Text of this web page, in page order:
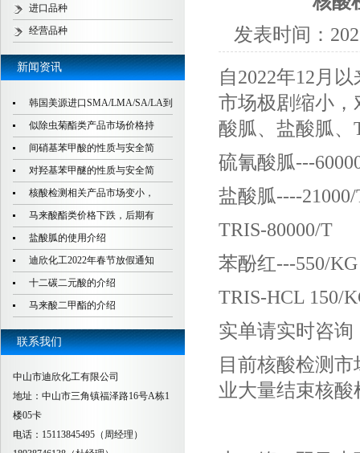
进口品种
经营品种
新闻资讯
韩国美源进口SMA/LMA/SA/LA到
似除虫菊酯类产品市场价格持
间硝基苯甲酸的性质与安全简
对羟基苯甲醚的性质与安全简
核酸检测相关产品市场变小，
马来酸酯类价格下跌，后期有
盐酸胍的使用介绍
迪欣化工2022年春节放假通知
十二碳二元酸的介绍
马来酸二甲酯的介绍
联系我们
中山市迪欣化工有限公司
地址：中山市三角镇福泽路16号A栋1
楼05卡
电话：15113845495（周经理）
发表时间：
自2022年12月
市场极剧缩小
酸胍、盐酸胍、
硫氰酸胍---
盐酸胍----
TRIS-80000/T
苯酚红---550/KG
TRIS-HCL 150/
实单请实时咨询
目前核酸检测
业大量结束核